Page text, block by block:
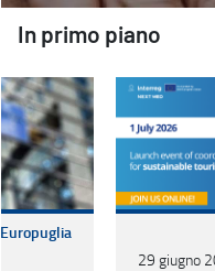
In primo piano
Europuglia
29 giugno